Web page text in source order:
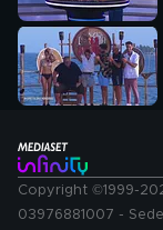
Copyright ©1999-
03976881007 -